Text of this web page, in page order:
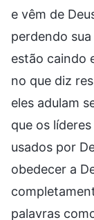
e vêm de
perdendo
estão caindo
no que diz
eles adulam
que os
usados por
obedecer a
palavras